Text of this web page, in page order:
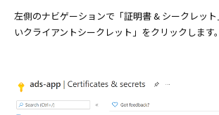
左側のナビゲーションで「証明書 & シークレッ
いクライアントシークレット」をクリックします。